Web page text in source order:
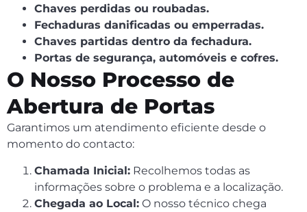
Chaves perdidas ou roubadas.
Fechaduras danificadas ou emperradas.
Chaves partidas dentro da fechadura.
Portas de segurança, automóveis e cofres.
O Nosso Processo de
Abertura de Portas
Garantimos um atendimento eficiente desde o
momento do contacto:
Chamada Inicial: Recolhemos todas as
informações sobre o problema e a localização.
Chegada ao Local: O nosso técnico chega